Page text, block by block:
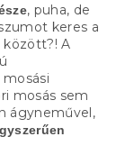
, puha, de
keres a
A
mosás sem
ágyneművel,